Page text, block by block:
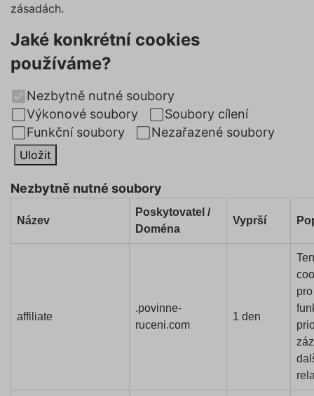
zásadách.
Jaké konkrétní cookies
používáme?
Nezbytně nutné soubory
Výkonové soubory
Soubory cílení
Funkční soubory
Nezařazené soubory
Uložit
Nezbytně nutné soubory
Název
Poskytovatel /
Doména
Vyprší
affiliate
.povinne-
ruceni.com
1 den